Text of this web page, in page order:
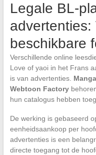
Legale BL-
advertenties:
beschikbare
Verschillende online
Love of yaoi in het Frans
is van advertenties.
Webtoon Factory
hun catalogus hebben
De werking is gebaseerd
eenheidsaankoop per
advertenties is een
directe toegang tot de